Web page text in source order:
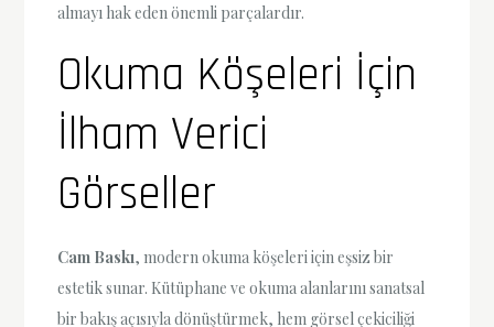
almayı hak eden önemli parçalardır.
Okuma Köşeleri İçin
İlham Verici
Görseller
Cam Baskı, modern okuma köşeleri için eşsiz bir
estetik sunar. Kütüphane ve okuma alanlarını sanatsal
bir bakış açısıyla dönüştürmek, hem görsel çekiciliği